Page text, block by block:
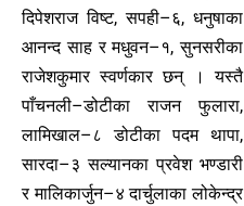
दिपेशराज विष्ट, सपही–६, धनुषाका
आनन्द साह र मधुवन–१, सुनसरीका
राजेशकुमार स्वर्णकार छन् । यस्तै
पाँचनली–डोटीका राजन फुलारा,
लामिखाल–८ डोटीका पदम थापा,
सारदा–३ सल्यानका प्रवेश भण्डारी
र मालिकार्जुन–४ दार्चुलाका लोकेन्द्र